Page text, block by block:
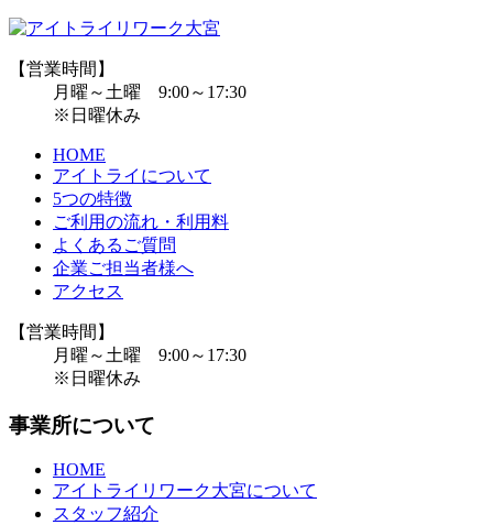
【営業時間】
月曜～土曜 9:00～17:30
※日曜休み
HOME
アイトライについて
5つの特徴
ご利用の流れ・利用料
よくあるご質問
企業ご担当者様へ
アクセス
【営業時間】
月曜～土曜 9:00～17:30
※日曜休み
事業所について
HOME
アイトライリワーク大宮について
スタッフ紹介